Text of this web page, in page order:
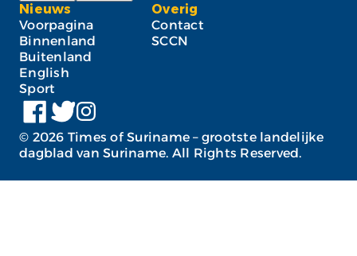
Nieuws
Voorpagina
Binnenland
Buitenland
English
Sport
Overig
Contact
SCCN
© 2026 Times of Suriname – grootste landelijke
dagblad van Suriname. All Rights Reserved.